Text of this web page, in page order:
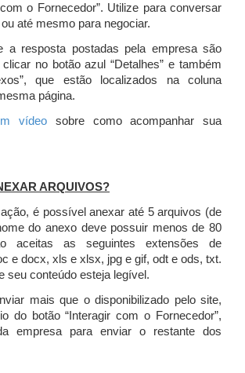
o Fornecedor”. Utilize para conversar
até mesmo para negociar.
a resposta postadas pela empresa são
no botão azul “Detalhes” e também
que estão localizados na coluna
página.
vídeo sobre como acompanhar sua
ARQUIVOS?
é possível anexar até 5 arquivos (de
do anexo deve possuir menos de 80
aceitas as seguintes extensões de
e docx, xls e xlsx, jpg e gif, odt e ods, txt.
seu conteúdo esteja legível.
mais que o disponibilizado pelo site,
do botão “Interagir com o Fornecedor”,
empresa para enviar o restante dos